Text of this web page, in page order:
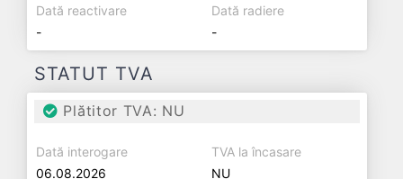
Dată reactivare
-
Dată radiere
-
STATUT TVA
Plătitor TVA: NU
Dată interogare
06.08.2026
TVA la încasare
NU